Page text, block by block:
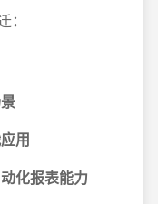
用
化报表能力